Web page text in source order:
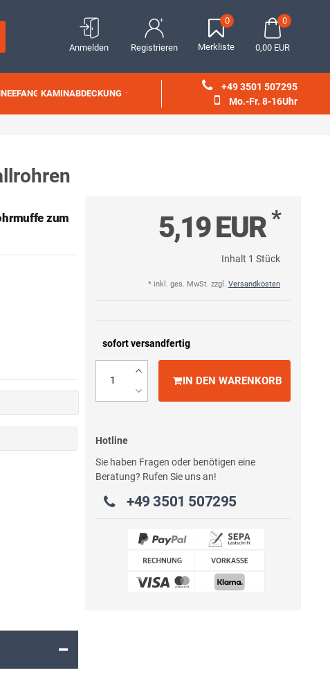
Anmelden Registrieren
0
Merkliste
0
0,00 EUR
KAMINABDECKUNG
+49 3501 507295
Mo.-Fr. 8-16Uhr
5,19 EUR*
Inhalt 1 Stück
* inkl. ges. MwSt. zzgl. Versandkosten
sofort versandfertig
IN DEN WARENKORB
Hotline
Sie haben Fragen oder benötigen eine
Beratung? Rufen Sie uns an!
+49 3501 507295
zum